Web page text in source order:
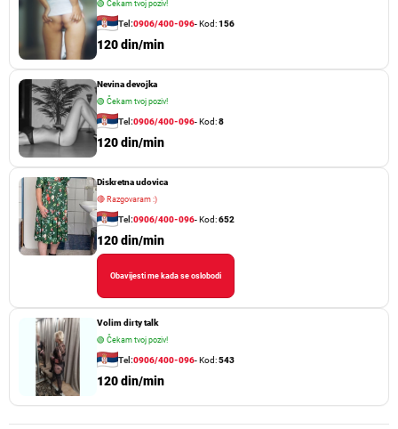
🟢 Čekam tvoj poziv!
Tel:0906/400-096- Kod:156
120 din/min
Nevina devojka
🟢 Čekam tvoj poziv!
Tel:0906/400-096- Kod:8
120 din/min
Diskretna udovica
🔴Razgovaram :)
Tel:0906/400-096- Kod:652
120 din/min
Obavijesti me kada se oslobodi
Volim dirty talk
🟢 Čekam tvoj poziv!
Tel:0906/400-096- Kod:543
120 din/min